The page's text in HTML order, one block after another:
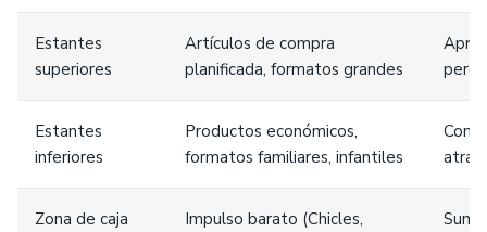
Estantes
superiores
Artículos de compra
planificada, formatos grandes
Estantes
inferiores
Productos económicos,
formatos familiares, infantiles
Zona de caja
Impulso barato (Chicles,